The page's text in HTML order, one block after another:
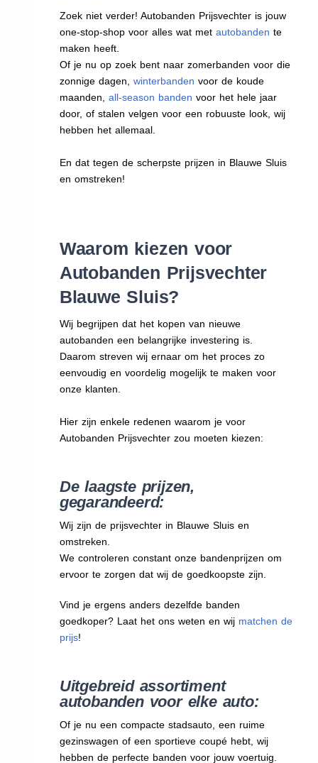
Zoek niet verder! Autobanden Prijsvechter is jouw
one-stop-shop voor alles wat met autobanden te
maken heeft.
Of je nu op zoek bent naar zomerbanden voor die
zonnige dagen, winterbanden voor de koude
maanden, all-season banden voor het hele jaar
door, of stalen velgen voor een robuuste look, wij
hebben het allemaal.
En dat tegen de scherpste prijzen in Blauwe Sluis
en omstreken!
Waarom kiezen voor
Autobanden Prijsvechter
Blauwe Sluis?
Wij begrijpen dat het kopen van nieuwe
autobanden een belangrijke investering is.
Daarom streven wij ernaar om het proces zo
eenvoudig en voordelig mogelijk te maken voor
onze klanten.
Hier zijn enkele redenen waarom je voor
Autobanden Prijsvechter zou moeten kiezen:
De laagste prijzen,
gegarandeerd:
Wij zijn de prijsvechter in Blauwe Sluis en
omstreken.
We controleren constant onze bandenprijzen om
ervoor te zorgen dat wij de goedkoopste zijn.
Vind je ergens anders dezelfde banden
goedkoper? Laat het ons weten en wij matchen de
prijs!
Uitgebreid assortiment
autobanden voor elke auto:
Of je nu een compacte stadsauto, een ruime
gezinswagen of een sportieve coupé hebt, wij
hebben de perfecte banden voor jouw voertuig.